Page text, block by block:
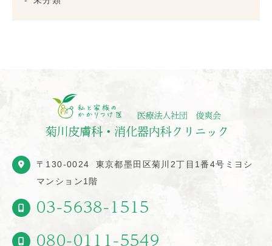
〒130-0024
東京都墨田区菊川2丁目1番4号ミヨシ
マンション1階
03-5638-1515
080-0111-5549